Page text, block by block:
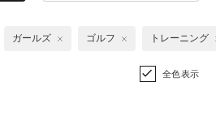
ガールズ ゴルフ トレーニング
全色表示